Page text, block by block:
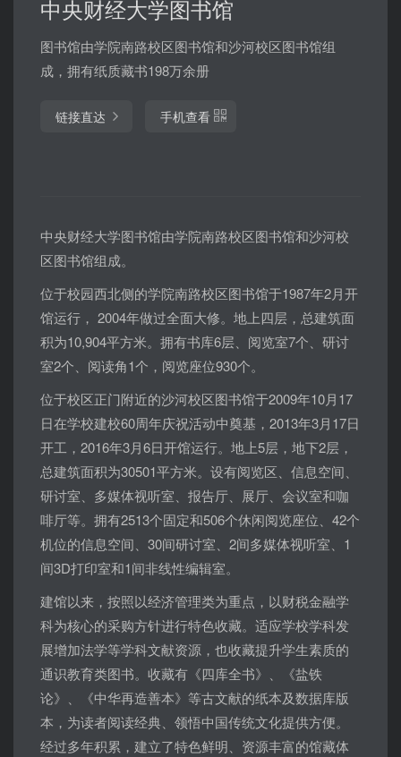
中央财经大学图书馆
图书馆由学院南路校区图书馆和沙河校区图书馆组
成，拥有纸质藏书198万余册
链接直达 手机查看
中央财经大学图书馆由学院南路校区图书馆和沙河校
区图书馆组成。
位于校园西北侧的学院南路校区图书馆于1987年2月开
馆运行， 2004年做过全面大修。地上四层，总建筑面
积为10,904平方米。拥有书库6层、阅览室7个、研讨
室2个、阅读角1个，阅览座位930个。
位于校区正门附近的沙河校区图书馆于2009年10月17
日在学校建校60周年庆祝活动中奠基，2013年3月17日
开工，2016年3月6日开馆运行。地上5层，地下2层，
总建筑面积为30501平方米。设有阅览区、信息空间、
研讨室、多媒体视听室、报告厅、展厅、会议室和咖
啡厅等。拥有2513个固定和506个休闲阅览座位、42个
机位的信息空间、30间研讨室、2间多媒体视听室、1
间3D打印室和1间非线性编辑室。
建馆以来，按照以经济管理类为重点，以财税金融学
科为核心的采购方针进行特色收藏。适应学校学科发
展增加法学等学科文献资源，也收藏提升学生素质的
通识教育类图书。收藏有《四库全书》、《盐铁
论》、《中华再造善本》等古文献的纸本及数据库版
本，为读者阅读经典、领悟中国传统文化提供方便。
经过多年积累，建立了特色鲜明、资源丰富的馆藏体